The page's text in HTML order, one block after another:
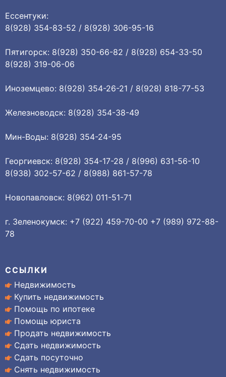
Ессентуки:
8(928) 354-83-52 / 8(928) 306-95-16
Пятигорск: 8(928) 350-66-82 / 8(928) 654-33-50
8(928) 319-06-06
Иноземцево: 8(928) 354-26-21 / 8(928) 818-77-53
Железноводск: 8(928) 354-38-49
Мин-Воды: 8(928) 354-24-95
Георгиевск: 8(928) 354-17-28 / 8(996) 631-56-10
8(938) 302-57-62 / 8(988) 861-57-78
Новопавловск: 8(962) 011-51-71
г. Зеленокумск: +7 (922) 459-70-00 +7 (989) 972-88-
78
ССЫЛКИ
Недвижимость
Купить недвижимость
Помощь по ипотеке
Помощь юриста
Продать недвижимость
Сдать недвижимость
Сдать посуточно
Снять недвижимость